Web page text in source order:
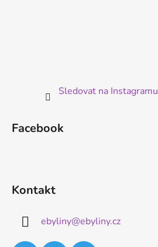
Sledovat na Instagramu
Facebook
Kontakt
ebyliny@ebyliny.cz